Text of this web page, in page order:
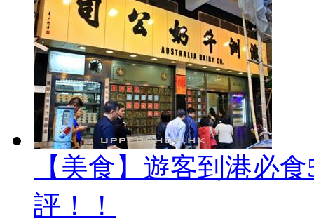
【美食】遊客到港必
評！！